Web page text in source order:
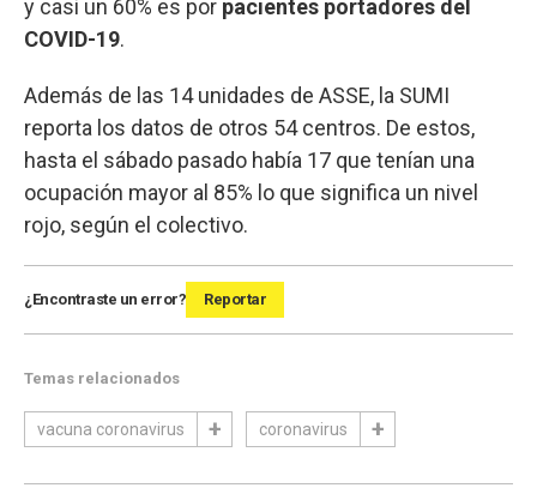
y casi un 60% es por pacientes portadores del
COVID-19.
Además de las 14 unidades de ASSE, la SUMI
reporta los datos de otros 54 centros. De estos,
hasta el sábado pasado había 17 que tenían una
ocupación mayor al 85% lo que significa un nivel
rojo, según el colectivo.
¿Encontraste un error? Reportar
Temas relacionados
vacuna coronavirus coronavirus